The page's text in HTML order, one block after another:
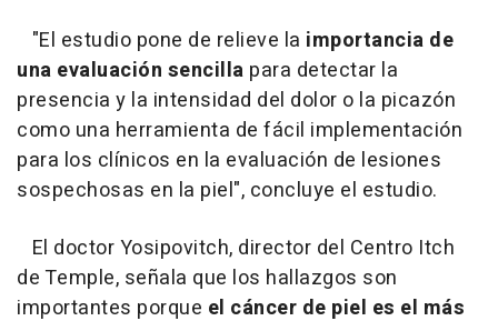
"El estudio pone de relieve la importancia de
una evaluación sencilla para detectar la
presencia y la intensidad del dolor o la picazón
como una herramienta de fácil implementación
para los clínicos en la evaluación de lesiones
sospechosas en la piel", concluye el estudio.
El doctor Yosipovitch, director del Centro Itch
de Temple, señala que los hallazgos son
importantes porque el cáncer de piel es el más